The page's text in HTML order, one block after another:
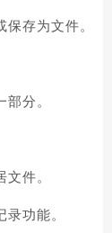
存为文件。
分。
件。
功能。